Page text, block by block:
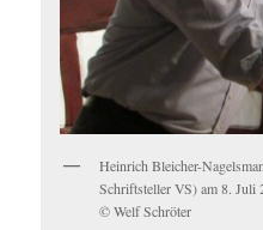
Heinrich Bleicher-
Schriftsteller VS) am 8. Juli
© Welf Schröter